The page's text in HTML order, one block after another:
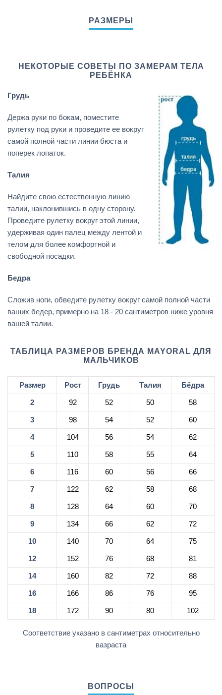
НЕКОТОРЫЕ СОВЕТЫ ПО ЗАМЕРАМ ТЕЛА
РЕБЁНКА
Грудь
Держа руки по бокам, поместите
рулетку под руки и проведите ее вокруг
самой полной части линии бюста и
поперек лопаток.
Талия
Найдите свою естественную линию
талии, наклонившись в одну сторону.
Проведите рулетку вокруг этой линии,
удерживая один палец между лентой и
телом для более комфортной и
свободной посадки.
Бедра
Сложив ноги, обведите рулетку вокруг самой полной части
ваших бедер, примерно на 18 - 20 сантиметров ниже уровня
вашей талии.
ТАБЛИЦА РАЗМЕРОВ БРЕНДА MAYORAL ДЛЯ
МАЛЬЧИКОВ
Размер Рост Грудь Талия Бёдра
2 92 52 50 58
3 98 54 52 60
4 104 56 54 62
5 110 58 55 64
6 116 60 56 66
7 122 62 58 68
8 128 64 60 70
9 134 66 62 72
10 140 70 64 75
12 152 76 68 81
14 160 82 72 88
16 166 86 76 95
18 172 90 80 102
Соответствие указано в сантиметрах относительно
вазраста